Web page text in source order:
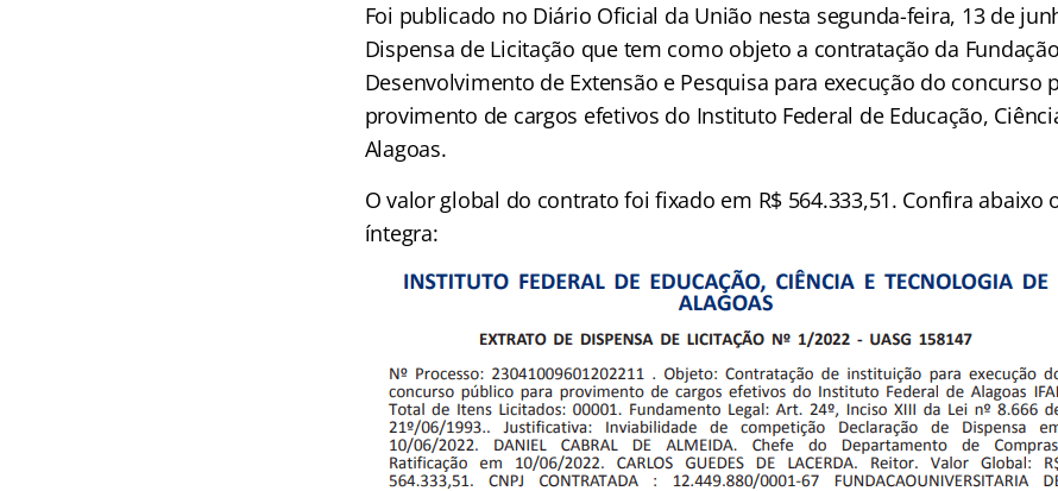
Foi publicado no Diário Oficial da União nesta segunda-feira, 13 de
Dispensa de Licitação que tem como objeto a contratação da
Desenvolvimento de Extensão e Pesquisa para execução do concurso
provimento de cargos efetivos do Instituto Federal de Educação,
Alagoas.
O valor global do contrato foi fixado em R$ 564.333,51. Confira abaixo
íntegra: